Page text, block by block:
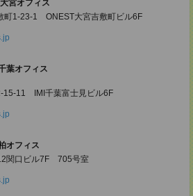
宮オフィス
町1-23-1 ONEST大宮吉敷町ビル6F
葉オフィス
15-11 IMI千葉富士見ビル6F
オフィス
関口ビル7F 705号室